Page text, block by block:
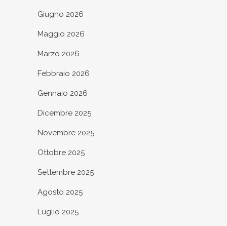
Giugno 2026
Maggio 2026
Marzo 2026
Febbraio 2026
Gennaio 2026
Dicembre 2025
Novembre 2025
Ottobre 2025
Settembre 2025
Agosto 2025
Luglio 2025